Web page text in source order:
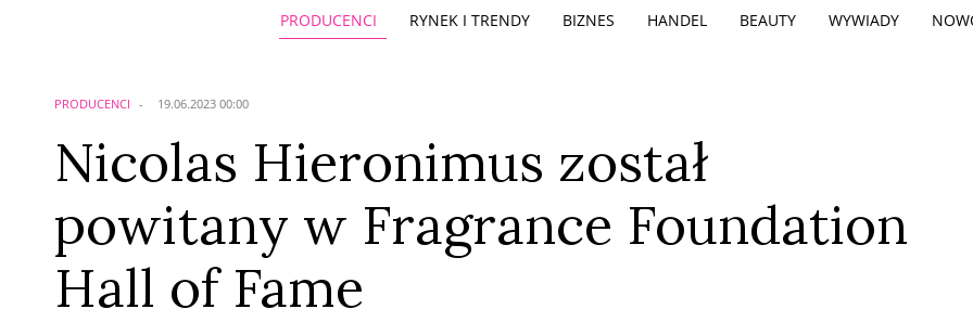
PRODUCENCI RYNEK I TRENDY BIZNES HANDEL BEAUTY WYWIADY
PRODUCENCI 19.06.2023 00:00
Nicolas Hieronimus został
powitany w Fragrance Foundation
Hall of Fame